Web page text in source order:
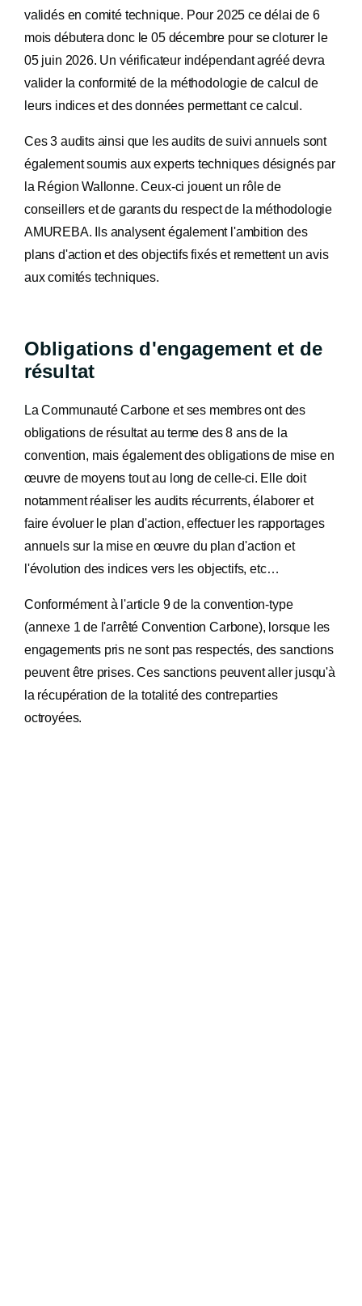
validés en comité technique. Pour 2025 ce délai de 6
mois débutera donc le 05 décembre pour se cloturer le
05 juin 2026. Un vérificateur indépendant agréé devra
valider la conformité de la méthodologie de calcul de
leurs indices et des données permettant ce calcul.
Ces 3 audits ainsi que les audits de suivi annuels sont
également soumis aux experts techniques désignés par
la Région Wallonne. Ceux-ci jouent un rôle de
conseillers et de garants du respect de la méthodologie
AMUREBA. Ils analysent également l'ambition des
plans d'action et des objectifs fixés et remettent un avis
aux comités techniques.
Obligations d'engagement et de
résultat
La Communauté Carbone et ses membres ont des
obligations de résultat au terme des 8 ans de la
convention, mais également des obligations de mise en
œuvre de moyens tout au long de celle-ci. Elle doit
notamment réaliser les audits récurrents, élaborer et
faire évoluer le plan d'action, effectuer les rapportages
annuels sur la mise en œuvre du plan d'action et
l'évolution des indices vers les objectifs, etc…
Conformément à l'article 9 de la convention-type
(annexe 1 de l'arrêté Convention Carbone), lorsque les
engagements pris ne sont pas respectés, des sanctions
peuvent être prises. Ces sanctions peuvent aller jusqu'à
la récupération de la totalité des contreparties
octroyées.